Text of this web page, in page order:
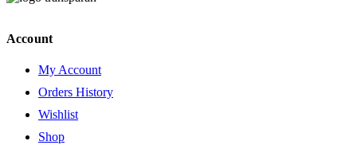
Account
My Account
Orders History
Wishlist
Shop